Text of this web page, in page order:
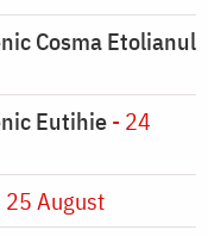
Cosma Etolianul
Eutihie- 24
25 August